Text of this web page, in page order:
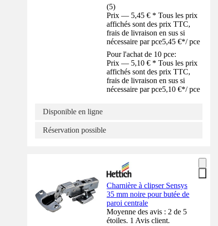
(5)
Prix — 5,45 € * Tous les prix
affichés sont des prix TTC,
frais de livraison en sus si
nécessaire par pce5,45 €*/ pce
Pour l'achat de 10 pce:
Prix — 5,10 € * Tous les prix
affichés sont des prix TTC,
frais de livraison en sus si
nécessaire par pce5,10 €*/ pce
Disponible en ligne
Réservation possible
Charnière à clipser Sensys
35 mm noire pour butée de
paroi centrale
Moyenne des avis : 2 de 5
étoiles. 1 Avis client.